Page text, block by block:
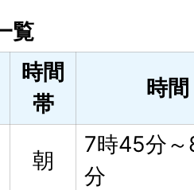
覧
時間
帯
時間
朝
7時45分
分